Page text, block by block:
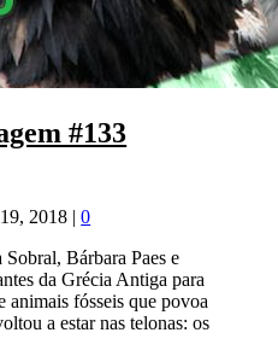
#133
2018 |0
Bárbara Paes e
da Grécia Antiga para
animais fósseis que povoa
a estar nas telonas: os